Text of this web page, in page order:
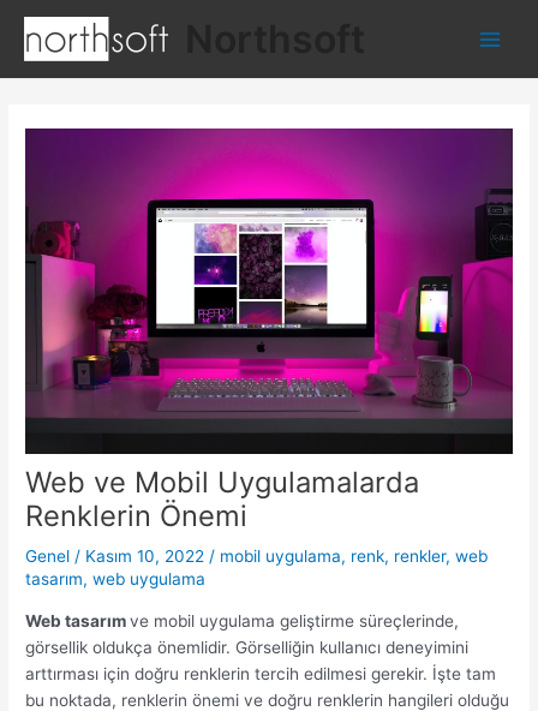
atla
Web ve Mobil Uygulamalarda
Renklerin Önemi
Genel / Kasım 10, 2022 / mobil uygulama, renk, renkler,web
tasarım,web uygulama
Web tasarımve mobil uygulama geliştirme süreçlerinde,
görsellik oldukça önemlidir. Görselliğin kullanıcı deneyimini
arttırması için doğru renklerin tercih edilmesi gerekir. İşte tam
bu noktada, renklerin önemi ve doğru renklerin hangileri olduğu